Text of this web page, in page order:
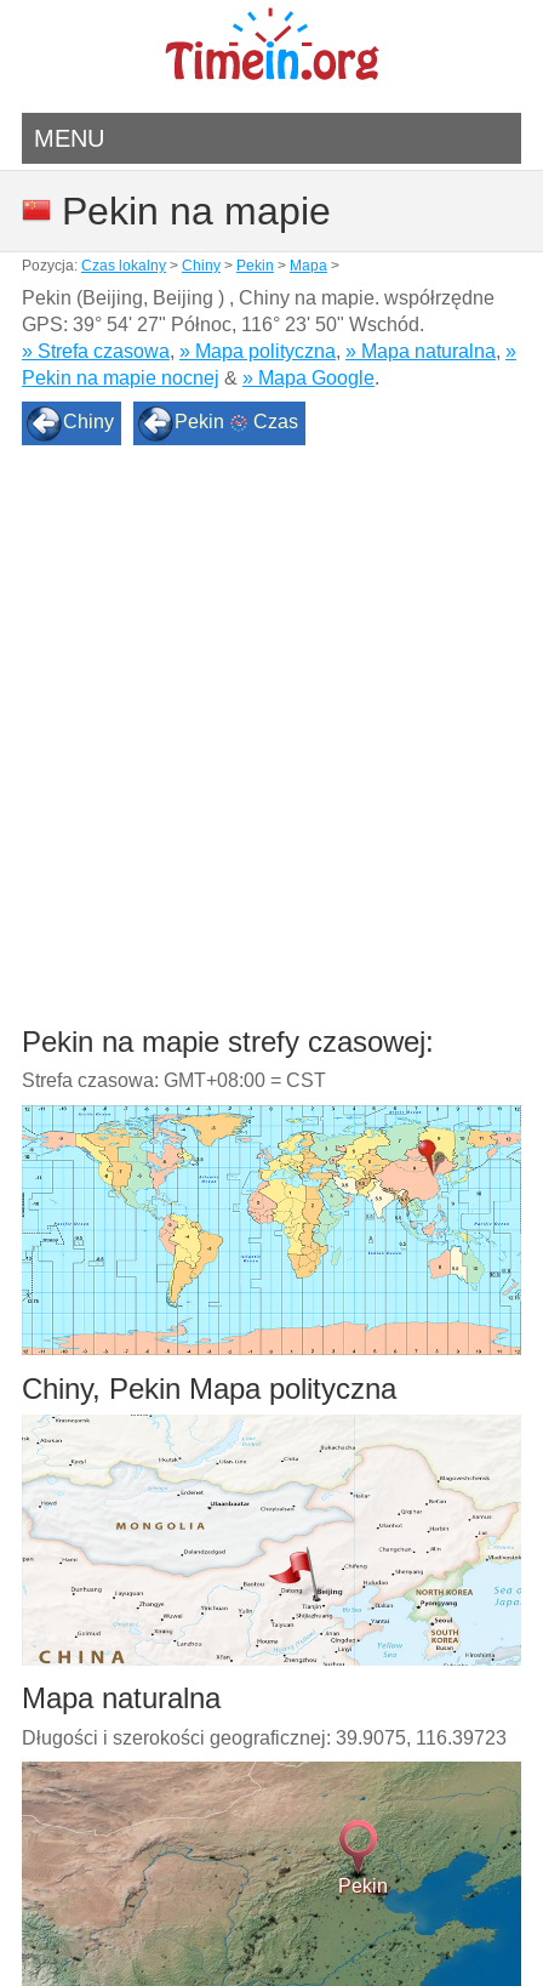
MENU
Pekin na mapie
Pozycja: Czas lokalny> Chiny> Pekin > Mapa>
Pekin (Beijing, Beijing ) , Chiny na mapie. współrzędne
GPS: 39° 54' 27" Północ, 116° 23' 50" Wschód.
» Strefa czasowa, » Mapa polityczna, » Mapa naturalna, »
Pekin na mapie nocnej & » Mapa Google.
Chiny Pekin Czas
Pekin na mapie strefy czasowej:
Strefa czasowa: GMT+08:00 = CST
Chiny, Pekin Mapa polityczna
Mapa naturalna
Długości i szerokości geograficznej: 39.9075, 116.39723
Pekin